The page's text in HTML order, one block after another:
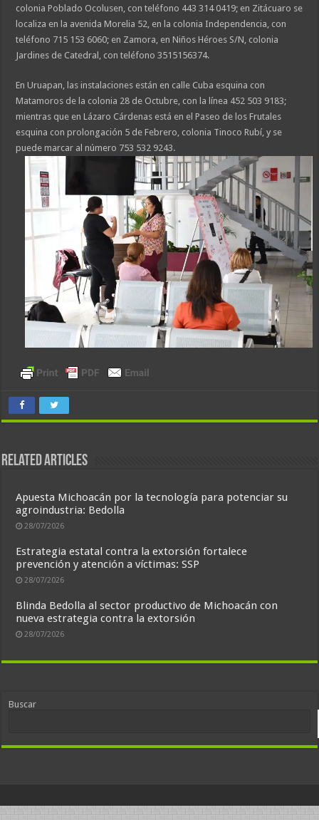
colonia Poblado Ocolusen, con teléfono 443 314 0419; en Zitácuaro se
localiza en la avenida Morelia 52, en la colonia Independencia, con
teléfono 715 153 6060; en Zamora, en Niños Héroes S/N, colonia
Jardines de Catedral, con teléfono 3515156374.
En Uruapan, las instalaciones están en calle Cuba esquina con
Matamoros de la colonia 28 de Octubre, con la línea 452 503 9183;
mientras que en Lázaro Cárdenas está en el Paseo de los Frutales
esquina con prolongación 5 de Febrero, colonia Tinoco Rubí, y se
puede marcar al número 753 532 9243.
Related Articles
Apuesta Michoacán por la tecnología para potenciar su
agroindustria: Bedolla
28/07/2026
Estrategia estatal contra la extorsión fortalece
prevención y atención a víctimas: SSP
28/07/2026
Blinda Bedolla al sector productivo de Michoacán con
nueva estrategia contra la extorsión
28/07/2026
Buscar